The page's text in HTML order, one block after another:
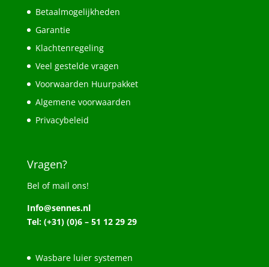
Betaalmogelijkheden
Garantie
Klachtenregeling
Veel gestelde vragen
Voorwaarden Huurpakket
Algemene voorwaarden
Privacybeleid
Vragen?
Bel of mail ons!
Info@sennes.nl
Tel: (+31) (0)6 – 51 12 29 29
Wasbare luier systemen